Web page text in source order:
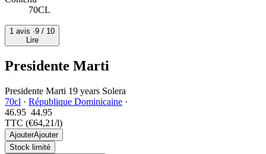
70CL
1 avis ·9 / 10
Lire
Presidente Marti
Presidente Marti 19 years Solera
70cl · République Dominicaine ·
46.95 44.95
TTC (€64,21/l)
AjouterAjouter
Stock limité